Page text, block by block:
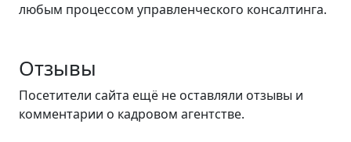
любым процессом управленческого консалтинга.
Отзывы
Посетители сайта ещё не оставляли отзывы и
комментарии о кадровом агентстве.